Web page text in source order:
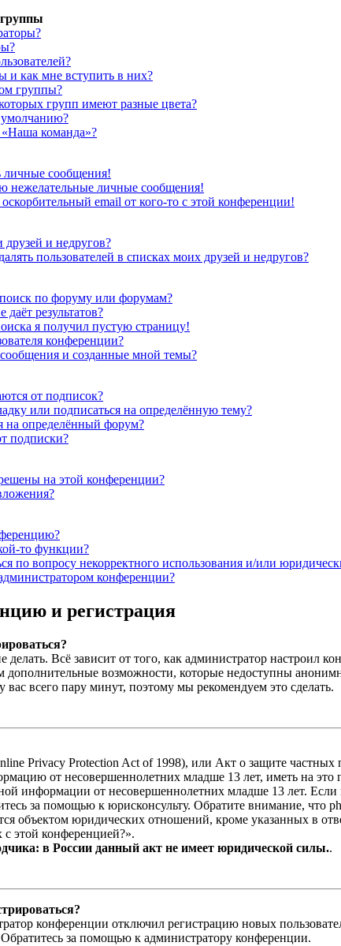
и как мне вступить в них?
группы?
групп имеют разные цвета?
умолчанию?
«Наша команда»?
личные сообщения!
нежелательные личные сообщения!
email от кого-то с этой конференции!
друзей и недругов?
пользователей в списках моих друзей и недругов?
по форуму или форумам?
результатов?
я получил пустую страницу!
конференции?
и созданные мной темы?
от подписок?
или подписаться на определённую тему?
на определённый форум?
подписки?
на этой конференции?
то функции?
по вопросу некорректного использования и/или
конференции?
и регистрация
делать. Всё зависит от того, как администратор настроил
дополнительные возможности, которые недоступны
вас всего пару минут, поэтому мы рекомендуем это сделать.
Privacy Protection Act of 1998), или Акт о защите
от несовершеннолетних младше 13 лет, иметь на
информации от несовершеннолетних младше 13 лет.
за помощью к юрисконсульту. Обратите внимание,
объектом юридических отношений, кроме указанных в
с этой конференцией?».
в России данный акт не имеет юридической силы..
конференции отключил регистрацию новых
Обратитесь за помощью к администратору конференции.